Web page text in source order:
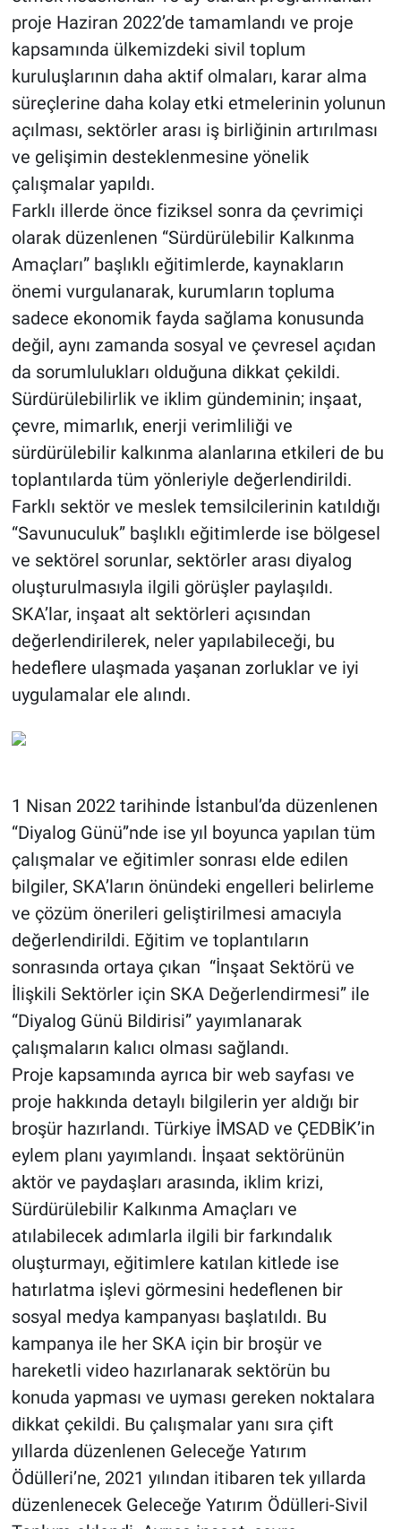
proje Haziran 2022’de tamamlandı ve proje
kapsamında ülkemizdeki sivil toplum
kuruluşlarının daha aktif olmaları, karar alma
süreçlerine daha kolay etki etmelerinin yolunun
açılması, sektörler arası iş birliğinin artırılması
ve gelişimin desteklenmesine yönelik
çalışmalar yapıldı.
Farklı illerde önce fiziksel sonra da çevrimiçi
olarak düzenlenen “Sürdürülebilir Kalkınma
Amaçları” başlıklı eğitimlerde, kaynakların
önemi vurgulanarak, kurumların topluma
sadece ekonomik fayda sağlama konusunda
değil, aynı zamanda sosyal ve çevresel açıdan
da sorumlulukları olduğuna dikkat çekildi.
Sürdürülebilirlik ve iklim gündeminin; inşaat,
çevre, mimarlık, enerji verimliliği ve
sürdürülebilir kalkınma alanlarına etkileri de bu
toplantılarda tüm yönleriyle değerlendirildi.
Farklı sektör ve meslek temsilcilerinin katıldığı
“Savunuculuk” başlıklı eğitimlerde ise bölgesel
ve sektörel sorunlar, sektörler arası diyalog
oluşturulmasıyla ilgili görüşler paylaşıldı.
SKA’lar, inşaat alt sektörleri açısından
değerlendirilerek, neler yapılabileceği, bu
hedeflere ulaşmada yaşanan zorluklar ve iyi
uygulamalar ele alındı.
1 Nisan 2022 tarihinde İstanbul’da düzenlenen
“Diyalog Günü”nde ise yıl boyunca yapılan tüm
çalışmalar ve eğitimler sonrası elde edilen
bilgiler, SKA’ların önündeki engelleri belirleme
ve çözüm önerileri geliştirilmesi amacıyla
değerlendirildi. Eğitim ve toplantıların
sonrasında ortaya çıkan “İnşaat Sektörü ve
İlişkili Sektörler için SKA Değerlendirmesi” ile
“Diyalog Günü Bildirisi” yayımlanarak
çalışmaların kalıcı olması sağlandı.
Proje kapsamında ayrıca bir web sayfası ve
proje hakkında detaylı bilgilerin yer aldığı bir
broşür hazırlandı. Türkiye İMSAD ve ÇEDBİK’in
eylem planı yayımlandı. İnşaat sektörünün
aktör ve paydaşları arasında, iklim krizi,
Sürdürülebilir Kalkınma Amaçları ve
atılabilecek adımlarla ilgili bir farkındalık
oluşturmayı, eğitimlere katılan kitlede ise
hatırlatma işlevi görmesini hedeflenen bir
sosyal medya kampanyası başlatıldı. Bu
kampanya ile her SKA için bir broşür ve
hareketli video hazırlanarak sektörün bu
konuda yapması ve uyması gereken noktalara
dikkat çekildi. Bu çalışmalar yanı sıra çift
yıllarda düzenlenen Geleceğe Yatırım
Ödülleri’ne, 2021 yılından itibaren tek yıllarda
düzenlenecek Geleceğe Yatırım Ödülleri-Sivil